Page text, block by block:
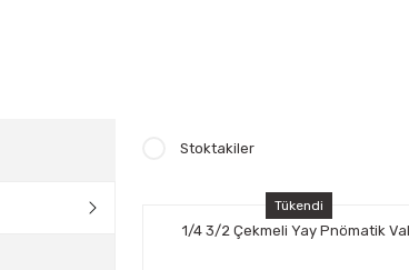
Stoktakiler
Tükendi
1/4 3/2 Çekmeli Yay Pnömatik